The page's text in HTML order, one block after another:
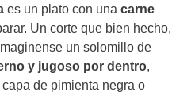
es un plato con una carne
Un corte que bien hecho,
un solomillo de
y jugoso por dentro,
de pimienta negra o